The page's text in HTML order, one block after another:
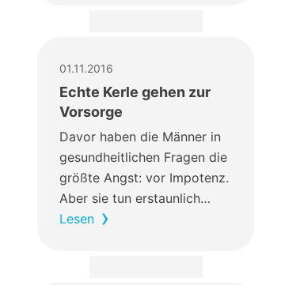
01.11.2016
Echte Kerle gehen zur
Vorsorge
Davor haben die Männer in
gesundheitlichen Fragen die
größte Angst: vor Impotenz.
Aber sie tun erstaunlich…
Lesen